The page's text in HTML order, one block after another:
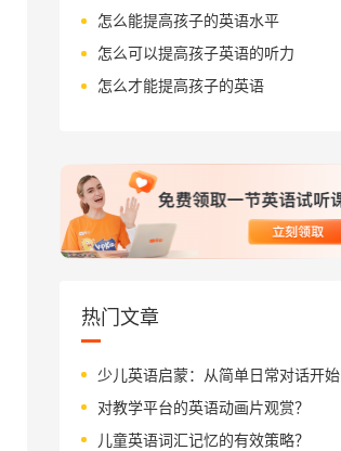
怎么能提高孩子的英语水平
怎么可以提高孩子英语的听力
怎么才能提高孩子的英语
热门文章
少儿英语启蒙：从简单日常对话开始
对教学平台的英语动画片观赏？
儿童英语词汇记忆的有效策略？